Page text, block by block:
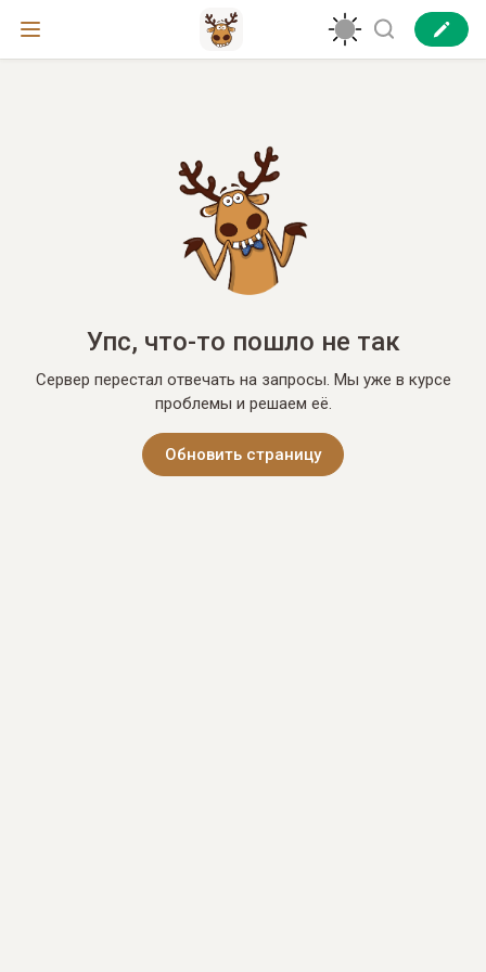
Упс, что-то пошло не так
Сервер перестал отвечать на запросы. Мы уже в курсе
проблемы и решаем её.
Обновить страницу